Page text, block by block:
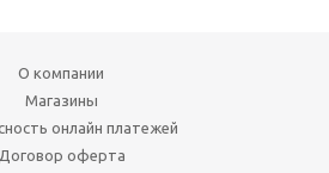
О компании
Магазины
онлайн платежей
Договор оферта